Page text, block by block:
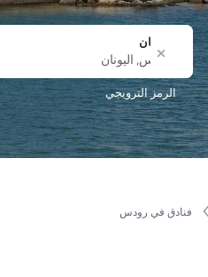
المكان
المدينة أو اسم الفندق
الرمز الترويجي
فنادق في رودس